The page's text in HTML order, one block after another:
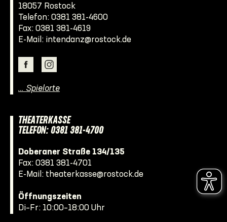
18057 Rostock
Telefon: 0381 381-4600
Fax: 0381 381-4619
E-Mail: intendanz@rostock.de
… Spielorte
THEATERKASSE
TELEFON: 0381 381-4700
Doberaner Straße 134/135
Fax: 0381 381-4701
E-Mail: theaterkasse@rostock.de
Öffnungszeiten
Di–Fr: 10:00–18:00 Uhr